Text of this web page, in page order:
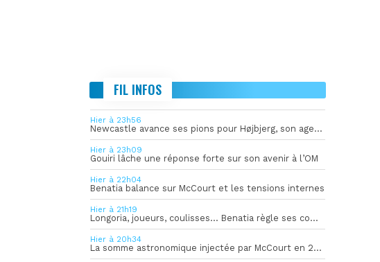
FIL INFOS
Hier à 23h56
Newcastle avance ses pions pour Højbjerg, son agent sort du silence
Hier à 23h09
Gouiri lâche une réponse forte sur son avenir à l’OM
Hier à 22h04
Benatia balance sur McCourt et les tensions internes
Hier à 21h19
Longoria, joueurs, coulisses… Benatia règle ses comptes !
Hier à 20h34
La somme astronomique injectée par McCourt en 2026 pour soutenir l’OM